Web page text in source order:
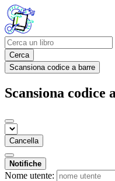
Cerca
Scansiona codice a barre
Scansiona codice
Cancella
Notifiche
Nome utente: